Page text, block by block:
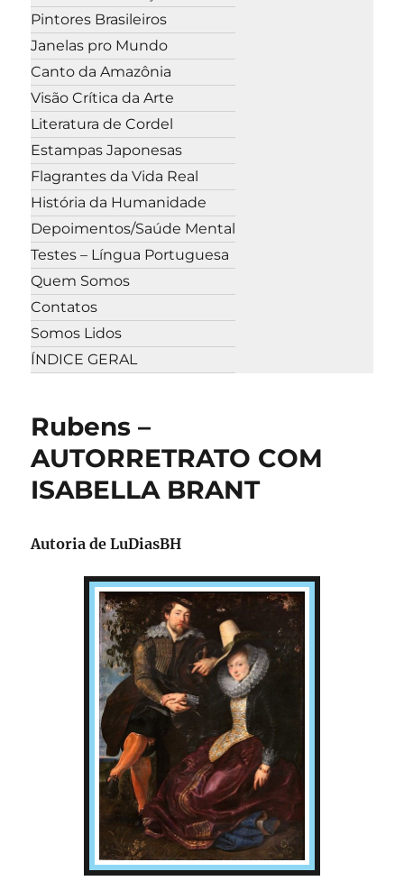
Pintores Brasileiros
Janelas pro Mundo
Canto da Amazônia
Visão Crítica da Arte
Literatura de Cordel
Estampas Japonesas
Flagrantes da Vida Real
História da Humanidade
Depoimentos/Saúde Mental
Testes – Língua Portuguesa
Quem Somos
Contatos
Somos Lidos
ÍNDICE GERAL
Rubens –
AUTORRETRATO COM
ISABELLA BRANT
Autoria de LuDiasBH